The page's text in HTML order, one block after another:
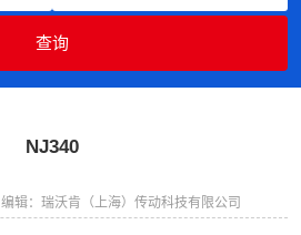
NJ340
编辑：瑞沃肯（上海）传动科技有限公司